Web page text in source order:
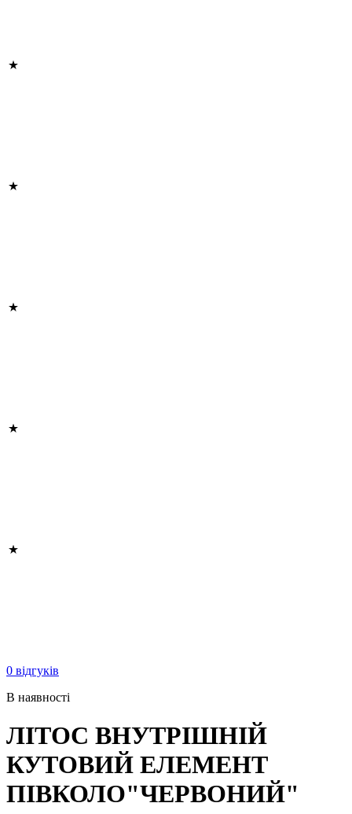
0 відгуків
В наявності
ЛІТОС ВНУТРІШНІЙ
КУТОВИЙ ЕЛЕМЕНТ
ПІВКОЛО"ЧЕРВОНИЙ"